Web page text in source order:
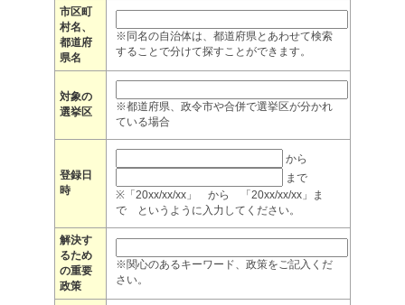
市区町
村名、
都道府
県名
※同名の自治体は、都道府県とあわせて検索
することで分けて探すことができます。
対象の
選挙区
※都道府県、政令市や合併で選挙区が分かれ
ている場合
登録日
時
から
まで
※「20xx/xx/xx」 から 「20xx/xx/xx」ま
で というように入力してください。
解決す
るため
の重要
政策
※関心のあるキーワード、政策をご記入くだ
さい。